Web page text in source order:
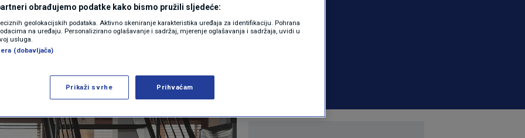
FOTO
VIDEO
Više
obrađujemo podatke kako bismo pružili sljedeće:
geolokacijskih podataka. Aktivno skeniranje karakteristika uređaja za identifikaciju. Pohrana
na uređaju. Personalizirano oglašavanje i sadržaj, mjerenje oglašavanja i sadržaja, uvidi u
usluga.
(dobavljača)
Prikaži svrhe Prihvaćam